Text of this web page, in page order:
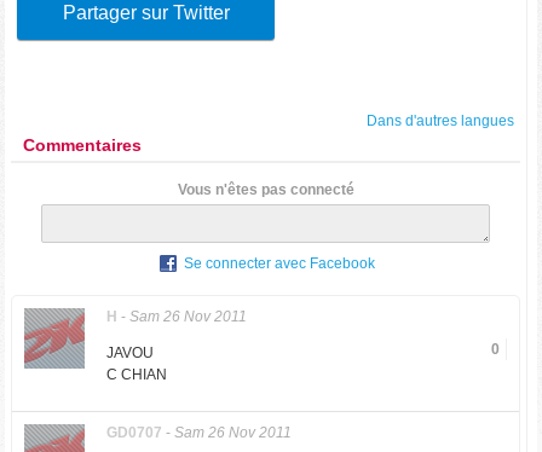
Partager sur Twitter
Dans d'autres langues
Commentaires
Vous n'êtes pas connecté
Se connecter avec Facebook
H - Sam 26 Nov 2011
0
JAVOU
C CHIAN
GD0707 - Sam 26 Nov 2011